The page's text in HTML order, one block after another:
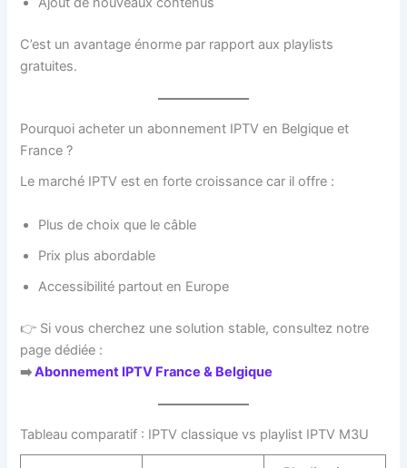
C’est un avantage énorme par rapport aux playlists
gratuites.
Pourquoi acheter un abonnement IPTV en Belgique et
France ?
Le marché IPTV est en forte croissance car il offre :
Plus de choix que le câble
Prix plus abordable
Accessibilité partout en Europe
👉 Si vous cherchez une solution stable, consultez notre
page dédiée :
➡️Abonnement IPTV France & Belgique
Tableau comparatif : IPTV classique vs playlist IPTV M3U